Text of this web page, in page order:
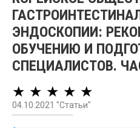
ЭНДОСКОПИИ:
ОБУЧЕНИЮ И
СПЕЦИАЛИСТОВ.
★ ★ ★ ★ ★
04.10.2021 "Статьи"